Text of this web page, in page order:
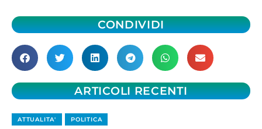
CONDIVIDI
ARTICOLI RECENTI
ATTUALITA' POLITICA